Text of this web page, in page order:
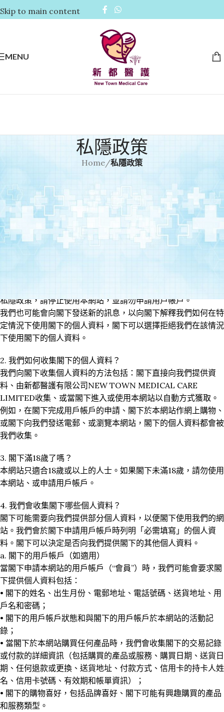
Skip to main content
MENU
私隱政策
Home/私隱政策
我們致力於保護和尊重閣下的私隱權。為了讓閣下得到更優質的
服務和最佳的客戶體驗，我們需要向閣下收集部分個人資料。本
私隱政策將幫助閣下瞭解：我們如何收集和使用閣下的個人資
料、誰和我們共用閣下的個人資料，還有閣下在我們如何收集和
使用閣下的個人資料上擁有的選擇權。
如果閣下進入或使用我們的網站
私隱政策，請停止使用本網站，並請勿申請用戶帳戶。
我們也可能會向閣下發送新的訊息，以向閣下解釋我們如何在特
定情況下使用閣下的個人資料，閣下可以選擇拒絕我們在該情況
下使用閣下的個人資料。
2. 我們如何收集閣下的個人資料？
我們向閣下收集個人資料的方法包括：閣下直接向我們提供資
料、由新都醫護有限公司NEW TOWN MEDICAL CARE
LIMITED收集、或當閣下進入或使用本網站以自動方式獲取。
例如，在閣下完成用戶帳戶的申請、閣下於本網站作網上購物、
或閣下向我們發送電郵、或瀏覽本網站，閣下的個人資料都會被
我們收集。
3. 閣下滿18歲了嗎？
本網站只適合18歲或以上的人士。如果閣下未滿18歲，請勿使用
本網站、或申請用戶帳戶。
4. 我們會收集閣下哪些個人資料？
閣下可能需要向我們提供部分個人資料，以便閣下使用我們的網
站。我們會於閣下申請用戶帳戶時列明「必需填寫」的個人資
料。閣下可以決定是否向我們提供閣下的其他個人資料。
a. 閣下的用戶帳戶（如適用）
當閣下申請本網站的用戶帳戶（“會員”）時，我們可能會要求閣
下提供個人資料包括：
• 閣下的姓名、出生月份、電郵地址、電話號碼、送貨地址、用
戶名和密碼；
• 閣下的用戶帳戶狀態和與閣下的用戶帳戶於本網站的活動記
錄；
• 當閣下於本網站購買任何產品時，我們會收集閣下的交易記錄
或付款的詳細資訊（包括購買的產品或服務、購買日期、送貨日
期、任何退款或更換、送貨地址、付款方式、信用卡的持卡人姓
名、信用卡號碼、有效期和帳單資訊）；
• 閣下的購物喜好，包括品牌喜好、閣下可能有興趣購買的產品
和服務類型。